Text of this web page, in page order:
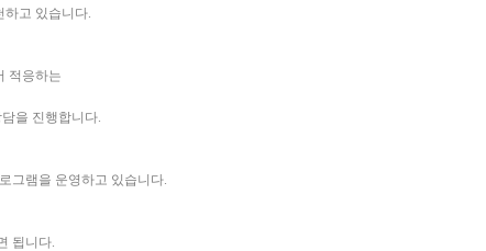
하고 있습니다.
적응하는
을 진행합니다.
그램을 운영하고 있습니다.
됩니다.